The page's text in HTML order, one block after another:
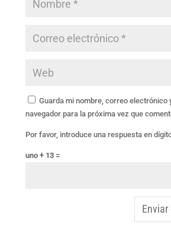
Guarda mi nombre, correo electrónico
navegador para la próxima vez que
Por favor, introduce una respuesta en
uno + 13 =